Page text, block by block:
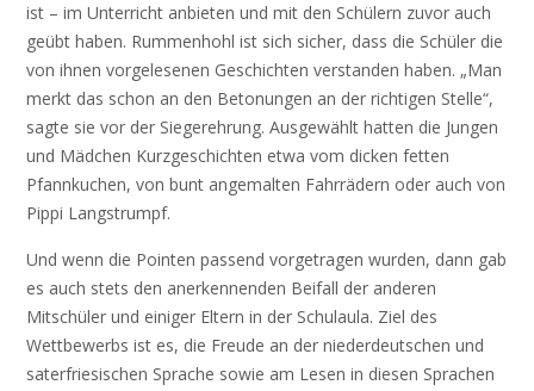
ist – im Unterricht anbieten und mit den Schülern zuvor auch
geübt haben. Rummenhohl ist sich sicher, dass die Schüler die
von ihnen vorgelesenen Geschichten verstanden haben. „Man
merkt das schon an den Betonungen an der richtigen Stelle“,
sagte sie vor der Siegerehrung. Ausgewählt hatten die Jungen
und Mädchen Kurzgeschichten etwa vom dicken fetten
Pfannkuchen, von bunt angemalten Fahrrädern oder auch von
Pippi Langstrumpf.
Und wenn die Pointen passend vorgetragen wurden, dann gab
es auch stets den anerkennenden Beifall der anderen
Mitschüler und einiger Eltern in der Schulaula. Ziel des
Wettbewerbs ist es, die Freude an der niederdeutschen und
saterfriesischen Sprache sowie am Lesen in diesen Sprachen